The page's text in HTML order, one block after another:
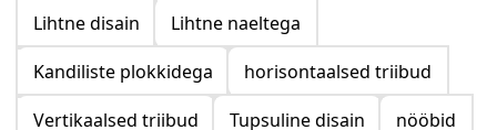
Lihtne disain
Lihtne naeltega
Kandiliste plokkidega
horisontaalsed triibud
Vertikaalsed triibud
Tupsuline disain
nööbid